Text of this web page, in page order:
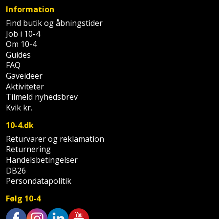
WinWin
plader
Savbuk
Savklinge
Skraber
Skruestik
Skruetvinge
Slibeartikler
Smøring
og
rustopløser
Kompressor
Lader
Ligesliber
Limpistol
Linjelaser
Loddekolbe
Luftværktøj
Måleinstrumenter
Malersprøjte
Lommelygte
Merchandise
Mobiltilbehør
Pavillon
Personlig
pleje
Plantekasser
Postkasse
Postkassestander
Information
Find butik og åbningstider
Job i 10-4
Om 10-4
Guides
FAQ
Gaveideer
Aktiviteter
Tilmeld nyhedsbrev
Kvik kr.
10-4.dk
Returvarer og reklamation
Returnering
Handelsbetingelser
DB26
Persondatapolitik
Følg 10-4